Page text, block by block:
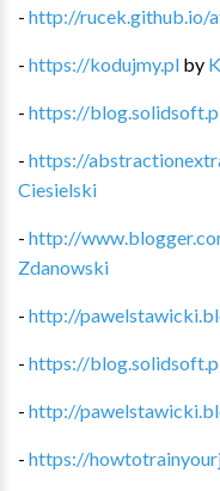
- http://rucek.github.io/
- https://kodujmy.pl by
- https://
- https://
Ciesielski
- http://
Zdanowski
- http://
- https://
- http://
- https://